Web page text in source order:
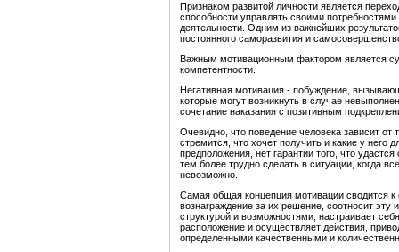
Признаком развитой личности является
способности управлять своими
деятельности. Одним из важнейших
постоянного саморазвития и
Важным мотивационным фактором является
компетентности.
Негативная мотивация - побуждение,
которые могут возникнуть в случае
сочетание наказания с позитивным
Очевидно, что поведение человека зависит от
стремится, что хочет получить и какие у него
предположения, нет гарантии того, что
тем более трудно сделать в ситуации, когда
невозможно.
Самая общая концепция мотивации сводится
вознаграждение за их решение, соотносит
структурой и возможностями, настраивает
расположение и осуществляет действия,
определенными качественными и